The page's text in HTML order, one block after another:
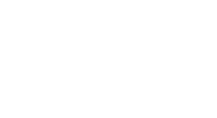
Color: Negro, Talla: M